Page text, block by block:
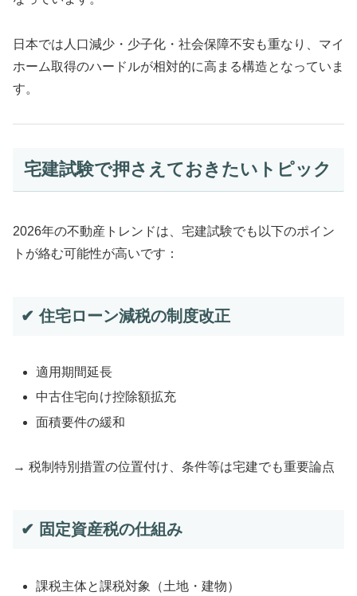
日本では人口減少・少子化・社会保障不安も重なり、マイ
ホーム取得のハードルが相対的に高まる構造となっていま
す。
宅建試験で押さえておきたいトピック
2026年の不動産トレンドは、宅建試験でも以下のポイン
トが絡む可能性が高いです：
✔ 住宅ローン減税の制度改正
適用期間延長
中古住宅向け控除額拡充
面積要件の緩和
→ 税制特別措置の位置付け、条件等は宅建でも重要論点
✔ 固定資産税の仕組み
課税主体と課税対象（土地・建物）